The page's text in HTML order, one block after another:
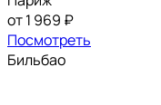
от 1 969 ₽
Посмотреть
Бильбао